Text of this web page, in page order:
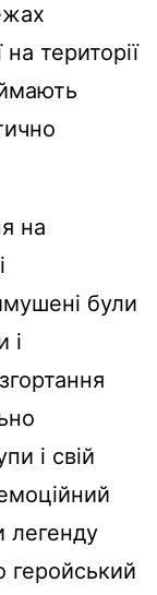
території
на
були
і
і свій
легенду
геройський